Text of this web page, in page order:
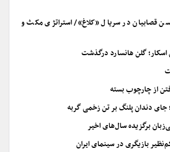
قصابیان در سریال «کلاغ»/ استراتژی مکث و
اسکار؛ گلن هانسارد درگذشت
از چارچوب بسته
دندان پلنگ بر تن زخمی گربه
بازیگری در سینمای ایران